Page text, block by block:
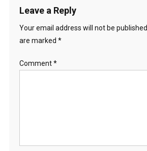
Leave a Reply
Your email address will not be published.
are marked *
Comment*